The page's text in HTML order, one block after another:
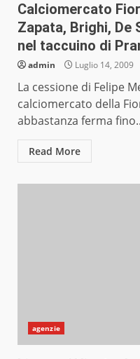
Calciomercato
Zapata, Brighi, De
nel taccuino di
admin Luglio 14, 2009
La cessione di Felipe
calciomercato della
abbastanza ferma
Read More
agenzie